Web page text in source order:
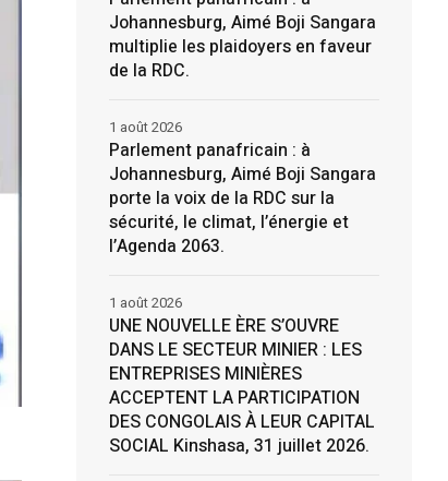
Johannesburg, Aimé Boji Sangara
multiplie les plaidoyers en faveur
de la RDC.
Parlement panafricain : à
Johannesburg, Aimé Boji Sangara
porte la voix de la RDC sur la
sécurité, le climat, l’énergie et
l’Agenda 2063.
1 août 2026
UNE NOUVELLE ÈRE S’OUVRE
DANS LE SECTEUR MINIER : LES
ENTREPRISES MINIÈRES
ACCEPTENT LA PARTICIPATION
DES CONGOLAIS À LEUR CAPITAL
SOCIAL Kinshasa, 31 juillet 2026.
1 août 2026